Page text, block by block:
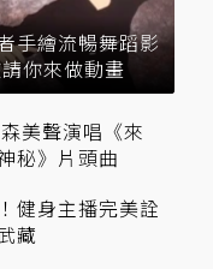
手繪流暢舞蹈影
你來做動畫
美聲演唱《來
秘》片頭曲
健身主播完美詮
藏